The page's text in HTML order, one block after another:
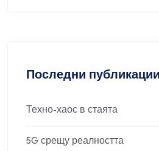
Последни публикации
Техно-хаос в стаята
5G срещу реалността